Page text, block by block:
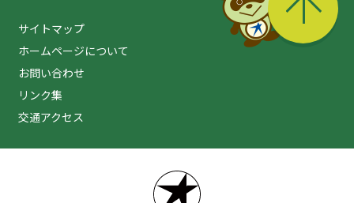
サイトマップ
ホームページについて
お問い合わせ
リンク集
交通アクセス